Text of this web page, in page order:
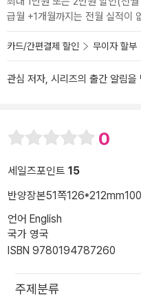
급월 +1개월까지는 전월 실적이
카드/간편결제 할인 무이자 할부
관심 저자, 시리즈의 출간 알림을
0
세일즈포인트 15
반양장본51쪽126*212mm
언어 English
국가 영국
ISBN 9780194787260
주제분류